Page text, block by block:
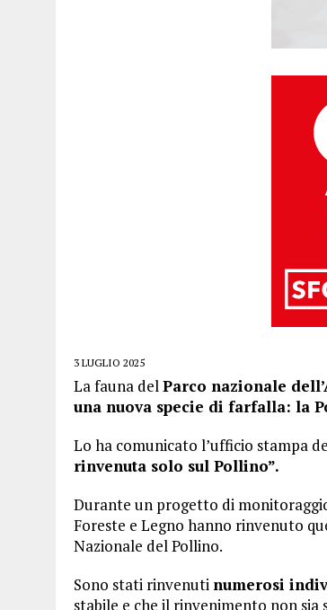
3 LUGLIO 2025
La fauna delParco nazionale
una nuova specie di farfalla: la
Lo ha comunicato l’ufficio stampa
rinvenuta solo sul Pollino”.
Durante un progetto di
Foreste e Legno hanno rinvenuto
Nazionale del Pollino.
Sono stati rinvenuti numerosi
stabile e che il rinvenimento non sia